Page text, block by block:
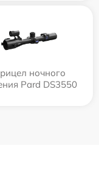
ночного
Pard DS3550